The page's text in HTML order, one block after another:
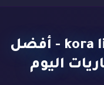
مميزات كورة لايف - kora live - أفضل
اليوم